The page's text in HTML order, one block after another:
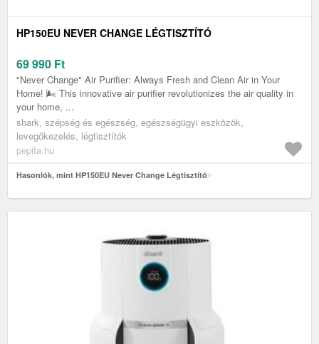
HP150EU NEVER CHANGE LÉGTISZTÍTÓ
69 990 Ft
"Never Change" Air Purifier: Always Fresh and Clean Air in Your
Home! 🌬️ This innovative air purifier revolutionizes the air quality in
your home, ...
shark, szépség és egészség, egészségügyi eszközök,
levegőkezelés, légtisztítók
pepita.hu
Hasonlók, mint HP150EU Never Change Légtisztító